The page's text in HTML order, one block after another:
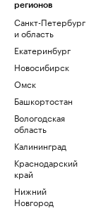
регионов
Санкт-Петербург
и область
Екатеринбург
Новосибирск
Омск
Башкортостан
Вологодская
область
Калининград
Краснодарский
край
Нижний
Новгород